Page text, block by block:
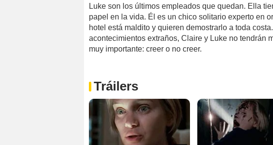
Luke son los últimos empleados que quedan. Ella
papel en la vida. Él es un chico solitario experto en
hotel está maldito y quieren demostrarlo a toda
acontecimientos extraños, Claire y Luke no tendrán
muy importante: creer o no creer.
Tráilers